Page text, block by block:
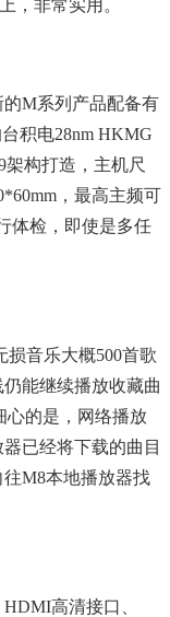
，非常实用。
M系列产品配备有
积电28nm HKMG
构打造，主机尺
，最高主频可
体检，即使是多任
音乐大概500首歌
能继续播放收藏曲
心的是，网络播放
已经将下载的曲目
M8本地播放器找
高清接口、